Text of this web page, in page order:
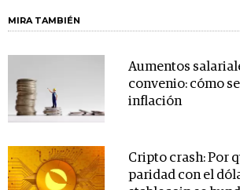
MIRA TAMBIÉN
Aumentos
convenio: cómo
inflación
Cripto crash: Por
paridad con el